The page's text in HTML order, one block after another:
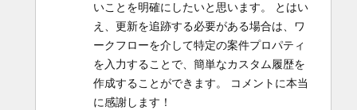
いことを明確にしたいと思います。 とはい
え、更新を追跡する必要がある場合は、ワ
ークフローを介して特定の案件プロパティ
を入力することで、簡単なカスタム履歴を
作成することができます。 コメントに本当
に感謝します！